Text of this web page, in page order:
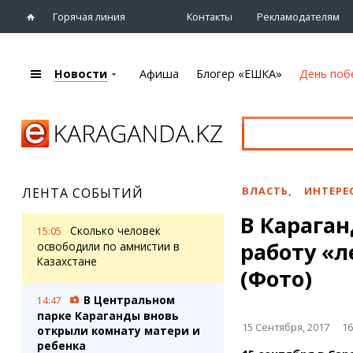
Горячая линия Контакты Рекламодателям
Караганды
eTV
Рассылка новостей
Персоны
Афиша
Театры
Спорт
Выставки
Цирк и зоопарк
Блогер «ЕШКА»
Лента блогера
Web-камеры
Новости Афиша Блогер «ЕШКА» День
ЛЕНТА СОБЫТИЙ
15:05
Сколько человек
освободили по амнистии в
Казахстане
14:47
В Центральном
парке Караганды вновь
открыли комнату матери и
ребенка
ВЛАСТЬ,
В
работу
(Фото)
15 Сентября, 2017